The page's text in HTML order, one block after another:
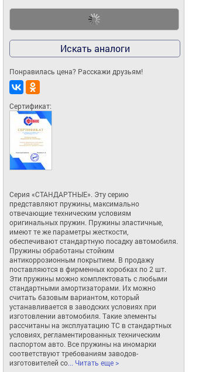
Искать аналоги
Понравилась цена? Расскажи друзьям!
Сертификат:
Серия «СТАНДАРТНЫЕ». Эту серию
представляют пружины, максимально
отвечающие техническим условиям
оригинальных пружин. Пружины эластичные,
имеют те же параметры жесткости,
обеспечивают стандартную посадку автомобиля.
Пружины обработаны стойким
антикоррозионным покрытием. В продажу
поставляются в фирменных коробках по 2 шт.
Эти пружины можно комплектовать с любыми
стандартными амортизаторами. Их можно
считать базовым вариантом, который
устанавливается в заводских условиях при
изготовлении автомобиля. Такие элементы
рассчитаны на эксплуатацию ТС в стандартных
условиях, регламентированных техническим
паспортом авто. Все пружины на иномарки
соответствуют требованиям заводов-
изготовителей со... Читать еще >